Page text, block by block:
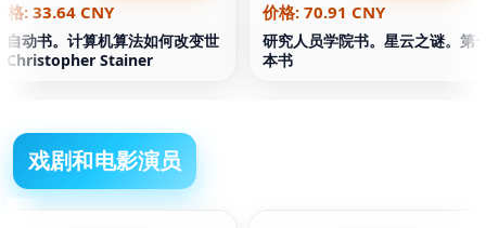
格: 33.64 CNY
自动书。计算机算法如何改变世
Christopher Stainer
价格: 70.91 CNY
研究人员学院书。星云之谜。第
本书
戏剧和电影演员